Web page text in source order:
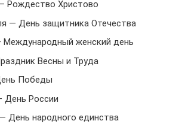
Рождество Христово
— День защитника Отечества
Международный женский день
Весны и Труда
Победы
День России
День народного единства